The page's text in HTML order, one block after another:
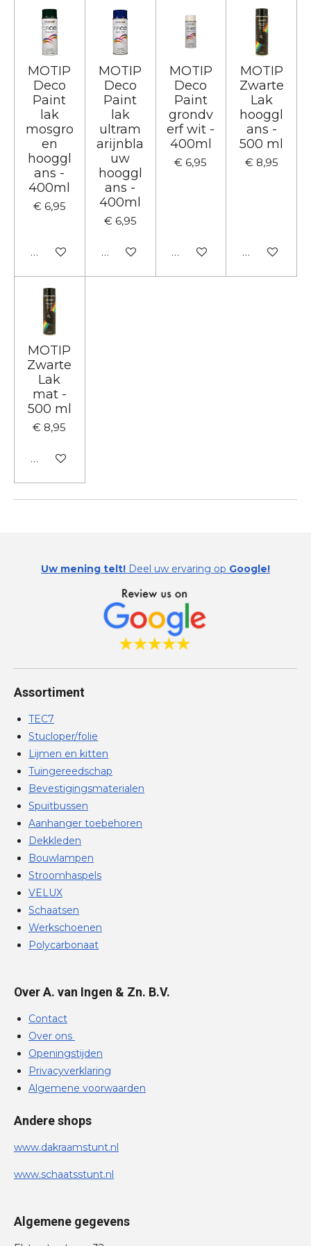
MOTIP
Deco
Paint
lak
mosgro
en
hooggl
ans -
400ml
€ 6,95
In winkelwagen
MOTIP
Deco
Paint
lak
ultram
arijnbla
uw
hooggl
ans -
400ml
€ 6,95
In winkelwagen
MOTIP
Deco
Paint
grondv
erf wit -
400ml
€ 6,95
In winkelwagen
MOTIP
Zwarte
Lak
hooggl
ans -
500 ml
€ 8,95
In
MOTIP
Zwarte
Lak
mat -
500 ml
€ 8,95
In winkelwagen
Uw mening telt! Deel uw ervaring op Google!
Assortiment
TEC7
Stucloper/folie
Lijmen en kitten
Tuingereedschap
Bevestigingsmaterialen
Spuitbussen
Aanhanger toebehoren
Dekkleden
Bouwlampen
Stroomhaspels
VELUX
Schaatsen
Werkschoenen
Polycarbonaat
Over A. van Ingen & Zn. B.V.
Contact
Over ons
Openingstijden
Privacyverklaring
Algemene voorwaarden
Andere shops
www.dakraamstunt.nl
www.schaatsstunt.nl
Algemene gegevens